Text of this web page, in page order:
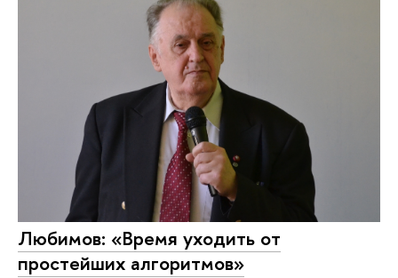
Любимов: «Время уходить от
простейших алгоритмов»